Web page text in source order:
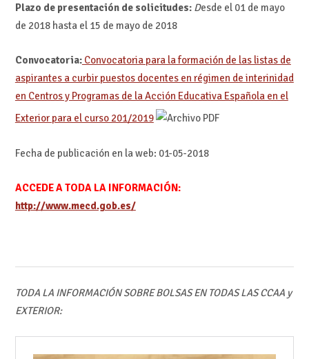
Plazo de presentación de solicitudes:Desde el 01 de mayo
de 2018 hasta el 15 de mayo de 2018
Convocatoria:Convocatoria para la formación de las listas de
aspirantes a curbir puestos docentes en régimen de interinidad
en Centros y Programas de la Acción Educativa Española en el
Exterior para el curso 201/2019
Fecha de publicación en la web: 01-05-2018
ACCEDE A TODA LA INFORMACIÓN:
http://www.mecd.gob.es/
TODA LA INFORMACIÓN SOBRE BOLSAS EN TODAS LAS CCAA y
EXTERIOR: